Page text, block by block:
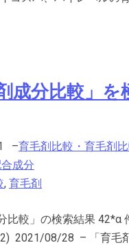
成分比較」を
–育毛剤比較・育毛剤
成分
, 育毛剤
比較」の検索結果 42*α
2021/08/28 – 「育毛